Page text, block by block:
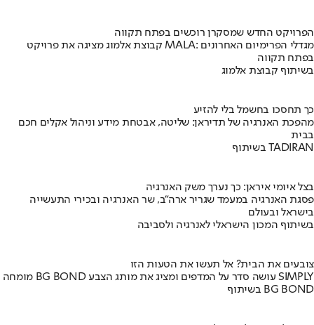
הפרויקט החדש שמסקרן רוכשים בפתח תקווה
קבוצת אלמוג מציגה את פרויקט MALA: מגדלי הפרימיום האחרונים
בפתח תקווה
בשיתוף קבוצת אלמוג
כך תחסכו בחשמל בלי להזיע
מהפכת האנרגיה של תדיראן: שליטה, אבטחת מידע וניהול אקלים חכם
בבית
בשיתוף TADIRAN
בצל איומי איראן: כך נערך משק האנרגיה
פסגת האנרגיה במעמד שגריר ארה"ב, שר האנרגיה ובכירי התעשייה
בישראל ובעולם
בשיתוף המכון הישראלי לאנרגיה ולסביבה
צובעים את הבית? אל תעשו את הטעות הזו
מומחה BG BOND עושה סדר על המדפים ומציג את מותג הצבע SIMPLY
בשיתוף BG BOND